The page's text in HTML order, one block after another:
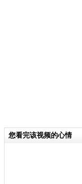
您看完该视频的心情